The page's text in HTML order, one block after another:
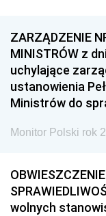
ZARZĄDZENIE
MINISTRÓW z
uchylające
ustanowienia
Ministrów do
Monitor Polski rok
wolnych